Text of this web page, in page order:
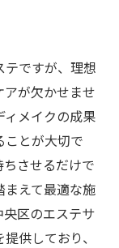
ですが、理想
が欠かせませ
メイクの成果
ことが大切で
させるだけで
えて最適な施
区のエステサ
供しており、